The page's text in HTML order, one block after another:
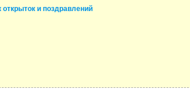
и поздравлений